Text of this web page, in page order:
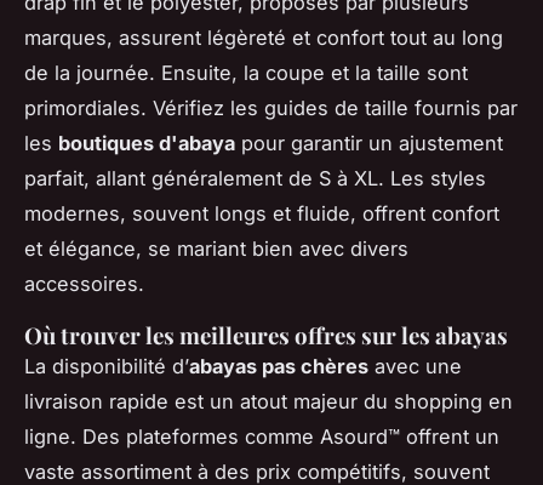
marques, assurent légèreté et confort tout au long
de la journée. Ensuite, la coupe et la taille sont
primordiales. Vérifiez les guides de taille fournis par
les boutiques d'abaya pour garantir un ajustement
parfait, allant généralement de S à XL. Les styles
modernes, souvent longs et fluide, offrent confort
et élégance, se mariant bien avec divers
accessoires.
Où trouver les meilleures offres sur les abayas
La disponibilité d’abayas pas chères avec une
livraison rapide est un atout majeur du shopping en
ligne. Des plateformes comme Asourd™ offrent un
vaste assortiment à des prix compétitifs, souvent